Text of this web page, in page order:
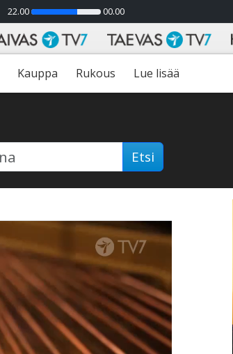
22.00
66%
00.00
Kauppa Rukous Lue lisää
Etsi